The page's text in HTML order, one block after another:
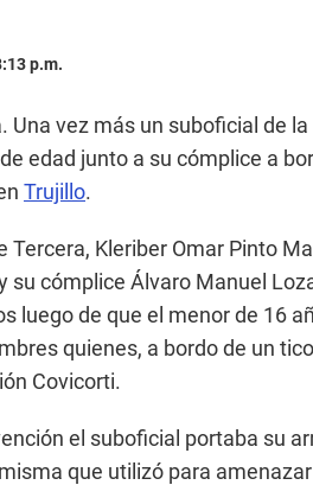
p.m.
Una vez más un suboficial de
edad junto a su cómplice a
Trujillo.
Tercera, Kleriber Omar Pinto
su cómplice Álvaro Manuel
luego de que el menor de 16
quienes, a bordo de un
Covicorti.
el suboficial portaba su
que utilizó para